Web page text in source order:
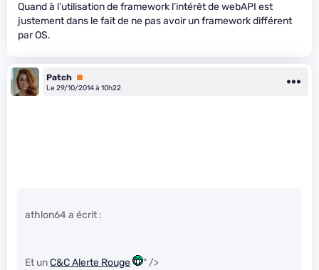
Quand à l’utilisation de framework l’intérêt de webAPI est
justement dans le fait de ne pas avoir un framework différent
par OS.
Patch Premium
Le 29/10/2014 à 10h22
athlon64 a écrit :
Et unC&C Alerte Rouge " />